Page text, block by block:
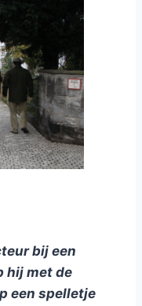
bij een
hij met de
een spelletje